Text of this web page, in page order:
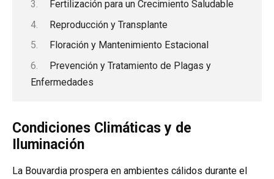
Fertilización para un Crecimiento Saludable
Reproducción y Transplante
Floración y Mantenimiento Estacional
Prevención y Tratamiento de Plagas y
Enfermedades
Condiciones Climáticas y de
Iluminación
La Bouvardia prospera en ambientes cálidos durante el